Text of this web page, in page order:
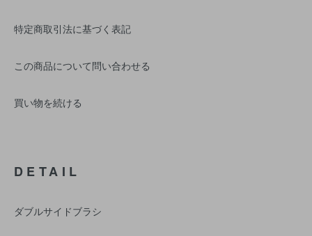
特定商取引法に基づく表記
この商品について問い合わせる
買い物を続ける
DETAIL
ダブルサイドブラシ